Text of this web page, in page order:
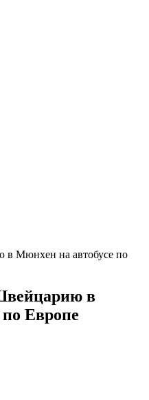
в
Европе